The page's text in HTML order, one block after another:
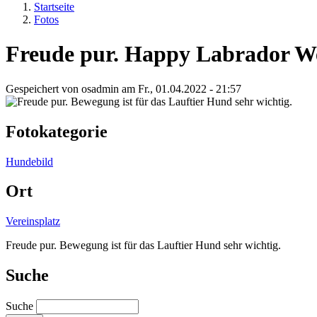
Startseite
Fotos
Freude pur. Happy Labrador
Gespeichert von osadmin am Fr., 01.04.2022 - 21:57
Fotokategorie
Hundebild
Ort
Vereinsplatz
Freude pur. Bewegung ist für das Lauftier Hund sehr wichtig.
Suche
Suche